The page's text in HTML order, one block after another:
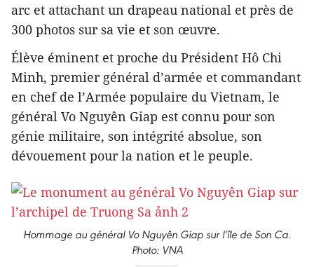
arc et attachant un drapeau national et près de
300 photos sur sa vie et son œuvre.
Élève éminent et proche du Président Hô Chi
Minh, premier général d’armée et commandant
en chef de l’Armée populaire du Vietnam, le
général Vo Nguyên Giap est connu pour son
génie militaire, son intégrité absolue, son
dévouement pour la nation et le peuple.
Hommage au général Vo Nguyên Giap sur l’île de Son Ca.
Photo: VNA